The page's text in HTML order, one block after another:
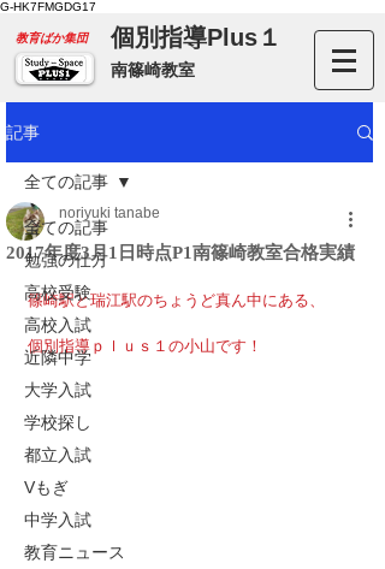
G-HK7FMGDG17
​教育ばか集団 個別指導Plus１
南篠崎教室
記事
全ての記事
勉強の仕方
高校受験
高校入試
近隣中学
大学入試
学校探し
都立入試
Vもぎ
中学入試
教育ニュース
全ての記事
2017年度3月1日時点P1南篠崎教室合格実績
noriyuki tanabe
篠崎駅と瑞江駅のちょうど真ん中にある、
個別指導ｐｌｕｓ１の小山です！